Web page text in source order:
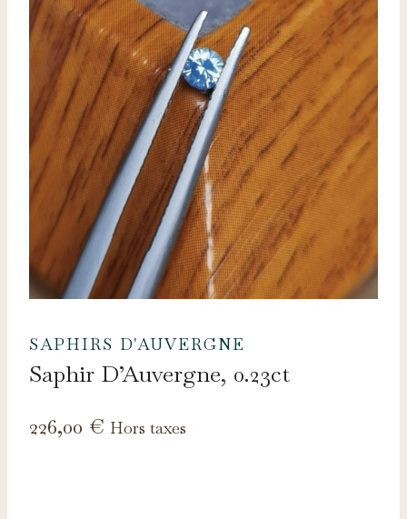
SAPHIRS D'AUVERGNE
Saphir D’Auvergne, 0.23ct
226,00 € Hors taxes